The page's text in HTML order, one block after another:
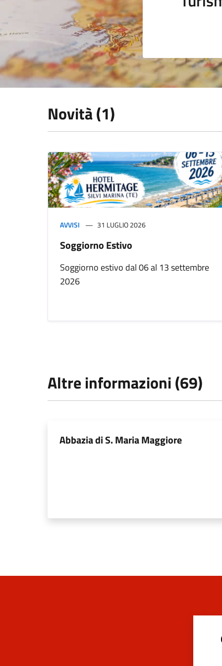
Novità (1)
AVVISI 31 LUGLIO 2026
Soggiorno Estivo
Soggiorno estivo dal 06 al 13 settembre
2026
Altre informazioni (69)
Abbazia di S. Maria Maggiore